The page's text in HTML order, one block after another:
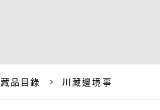
藏品目錄 川藏邊境事